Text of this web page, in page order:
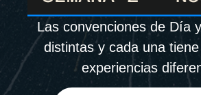
Las convenciones de Día
distintas y cada una
experiencias